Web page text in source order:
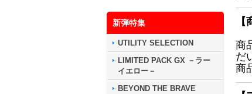
新弾特集
UTILITY SELECTION
LIMITED PACK GX －ラー
イエロー－
BEYOND THE BRAVE
商
だ
商